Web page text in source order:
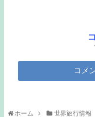
コメ
ホーム 世界旅行情報